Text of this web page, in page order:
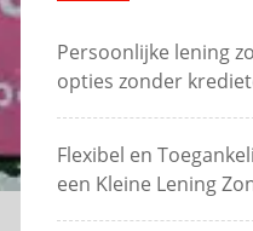
Persoonlijke lening
opties zonder
Flexibel en
een Kleine Lening